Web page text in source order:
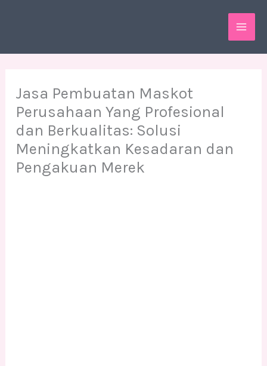
Jasa Pembuatan Maskot
Perusahaan Yang Profesional
dan Berkualitas: Solusi
Meningkatkan Kesadaran dan
Pengakuan Merek